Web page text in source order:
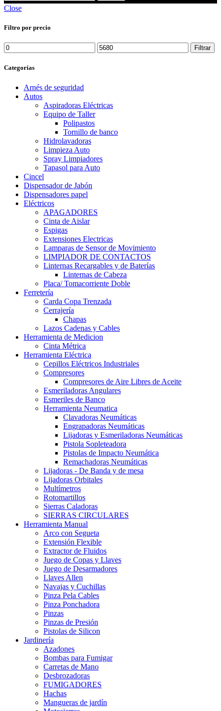
Close
Filtro por precio
Precio
mínimo
Precio
máximo
Filtrar
Categorías
Arnés de seguridad
Autos
Aspiradoras Eléctricas
Equipo de Taller
Polipastos
Tornillo de banco
Hidrolavadoras
Limpieza Auto
Spray Limpiadores
Tapasol para Auto
Cincel
Dispensador de Jabón
Dispensadores papel
Eléctricos
APAGADORES
Cinta de Aislar
Espigas
Extensiones Electricas
Lamparas de Sensor de Movimiento
LIMPIADOR DE CONTACTOS
Linternas Recargables y de Baterías
Linternas de Cabeza
Placa/ Tomacorriente Doble
Ferretería
Carda Copa Trenzada
Cerrajería
Chapas
Lazos Cadenas y Cables
Herramienta de Medicion
Cinta Métrica
Herramienta Eléctrica
Cepillos Eléctricos Industriales
Compresores
Compresores de Aire Libres de Aceite
Esmeriladoras Angulares
Esmeriles de Banco
Herramienta Neumatica
Clavadoras Neumáticas
Engrapadoras Neumáticas
Lijadoras y Esmeriladoras Neumáticas
Pistola Sopleteadora
Pistolas de Impacto Neumática
Remachadoras Neumáticas
Lijadoras - De Banda y de mesa
Lijadoras Orbitales
Multímetros
Rotomartillos
Sierras Caladoras
SIERRAS CIRCULARES
Herramienta Manual
Arco con Segueta
Extensión Flexible
Extractor de Fluidos
Juego de Copas y Llaves
Juego de Desarmadores
Llaves Allen
Navajas y Cuchillas
Pinza Pela Cables
Pinza Ponchadora
Pinzas
Pinzas de Presión
Pistolas de Silicon
Jardinería
Azadones
Bombas para Fumigar
Carretas de Mano
Desbrozadoras
FUMIGADORES
Hachas
Mangueras de jardín